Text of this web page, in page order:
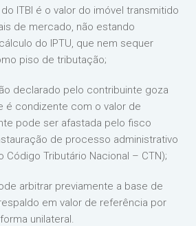
ITBI é o valor do imóvel transmitido
de mercado, não estando
do IPTU, que nem sequer
piso de tributação;
declarado pelo contribuinte goza
é condizente com o valor de
pode ser afastada pelo fisco
de processo administrativo
Código Tributário Nacional – CTN);
arbitrar previamente a base de
em valor de referência por
unilateral.